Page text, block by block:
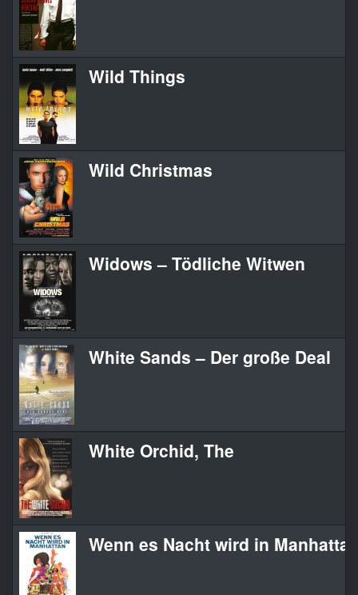
Wild Things
Wild Christmas
Widows – Tödliche Witwen
White Sands – Der große Deal
White Orchid, The
Wenn es Nacht wird in